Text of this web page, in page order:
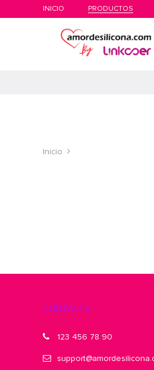
INICIO PRODUCTOS
Inicio
CONTACTS
123 456 78 90